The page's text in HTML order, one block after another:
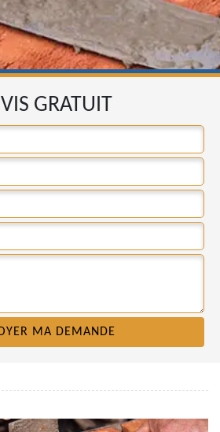
GRATUIT